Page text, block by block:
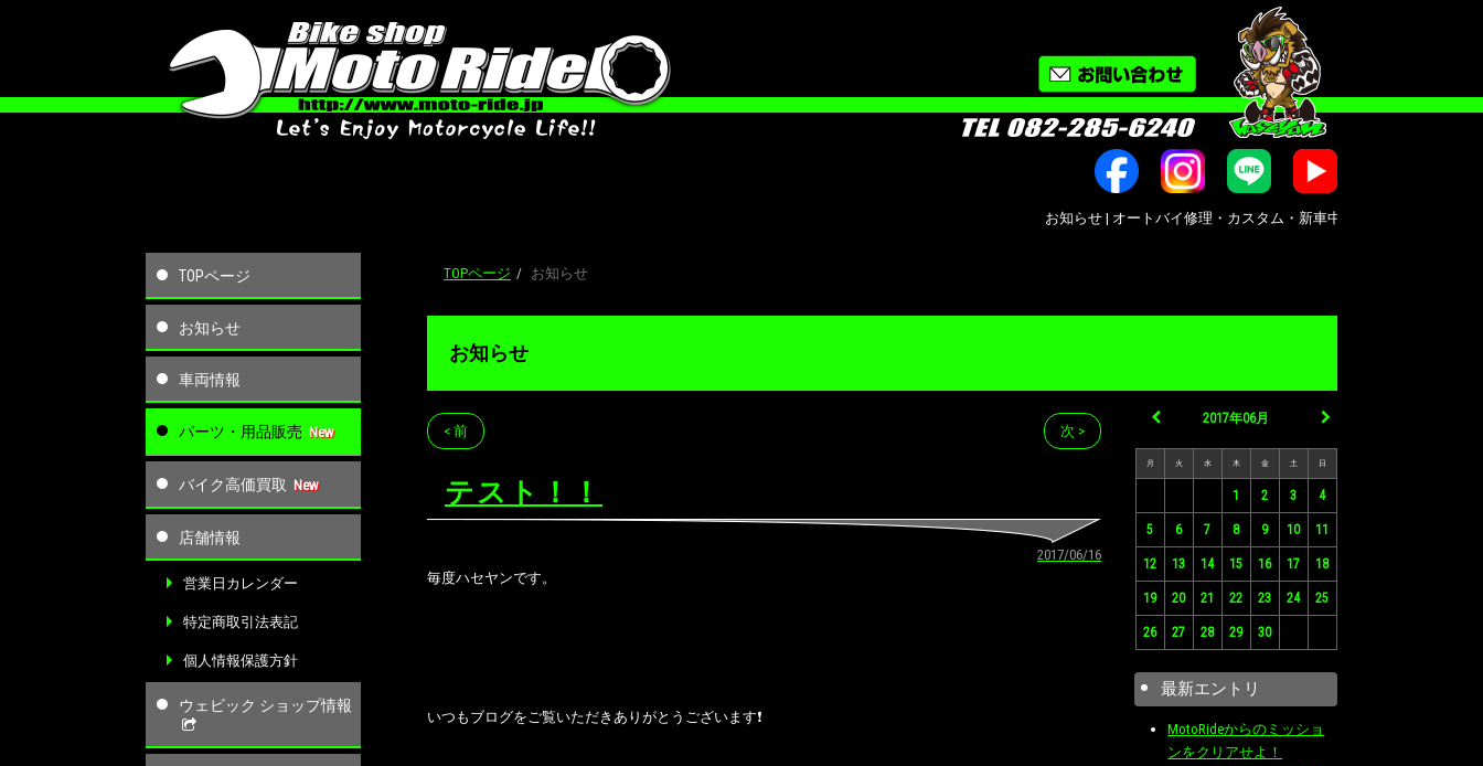
お知らせ | オートバイ修理・カスタム・新車中古車販売｜広島市南区大州
TOPページ
お知らせ
車両情報
パーツ・用品販売
バイク高価買取
店舗情報
営業日カレンダー
特定商取引法表記
個人情報保護方針
ウェビック ショップ情報
TOPページ お知らせ
お知らせ
< 前 次 >
テスト！！
2017/06/16
毎度ハセヤンです。
いつもブログをご覧いただきありがとうございます❗
2017年06月
月 火 水 木 金 土 日
1 2 3 4
5 6 7 8 9 10 11
12 13 14 15 16 17 18
19 20 21 22 23 24 25
26 27 28 29 30
最新エントリ
MotoRideからのミッショ
ンをクリアせよ！